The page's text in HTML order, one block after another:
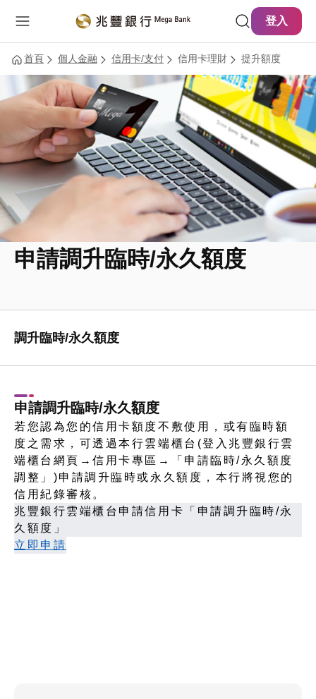
登入
首頁 個人金融 信用卡/支付 信用卡理財 提升額度
申請調升臨時/永久額度
調升臨時/永久額度
申請調升臨時/永久額度
若您認為您的信用卡額度不敷使用，或有臨時額
度之需求，可透過本行雲端櫃台(登入兆豐銀行雲
端櫃台網頁→信用卡專區→「申請臨時/永久額度
調整」)申請調升臨時或永久額度，本行將視您的
信用紀錄審核。
兆豐銀行雲端櫃台申請信用卡「申請調升臨時/永
久額度」
立即申請